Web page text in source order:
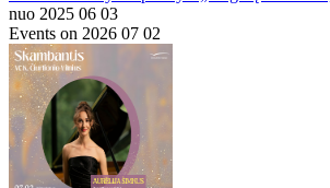
nuo 2025 06 03
Events on 2026 07 02